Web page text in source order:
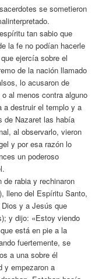
se sometieron
tan sabio que
la fe no podían hacerle
ejercía sobre el
de la nación llamado
lo acusaron de
al menos contra alguno
a destruir el templo y a
de Nazaret las había
al observarlo, vieron
y por esa razón lo
un poderoso
rabia y rechinaron
lleno del Espíritu Santo,
y a Jesús que
y dijo: «Estoy viendo
está en pie a la
fuertemente, se
a una sobre él
y empezaron a